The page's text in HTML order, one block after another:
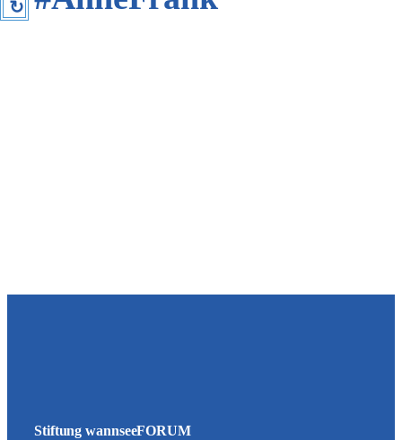
Stiftung wannseeFORUM
↻